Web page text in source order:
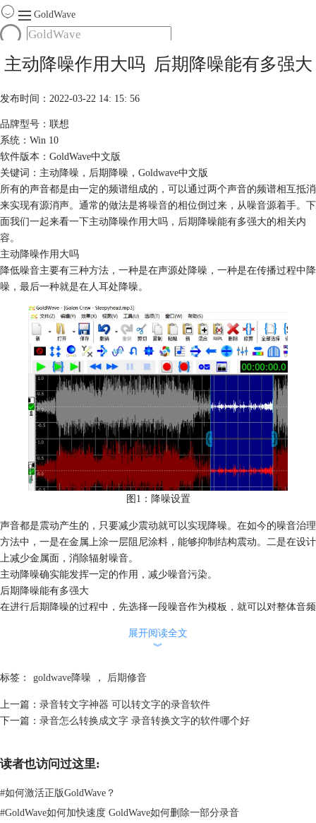
GoldWave
首页
产品
购买
主动降噪作用大吗 后期降噪能有多强大
发布时间：2022-03-22 14: 15: 56
品牌型号：联想
系统：Win 10
软件版本：GoldWave中文版
关键词：主动降噪，后期降噪，Goldwave中文版
所有的声音都是由一定的频谱组成的，可以通过两个声音的频谱相互抵消
来实现有源消声。通常的做法是将噪音的相位倒过来，从噪音源着手。下
面我们一起来看一下主动降噪作用大吗，后期降噪能有多强大的相关内
容。
主动降噪作用大吗
降低噪音主要有三种方法，一种是在声源处降噪，一种是在传播过程中降
噪，最后一种就是在人耳处降噪。
图1：降噪设置
声音都是震动产生的，只要减少震动就可以实现降噪。在如今的噪音治理
方法中，一是在金属上涂一层阻尼涂料，能够抑制结构震动。二是在设计
上减少金属面，消除辐射噪音。
主动降噪确实能发挥一定的作用，减少噪音污染。
后期降噪能有多强大
在进行后期降噪的过程中，先选择一段噪音作为模板，就可以对整体音频
打开Goldwave，单击“文件”，选择“打开”，找到需要设置的文件打开。
展开阅读全文
︾
标签： goldwave降噪 ， 后期修音
上一篇： 录音转文字神器 可以转文字的录音软件
下一篇： 录音怎么转换成文字 录音转换文字的软件哪个好
读者也访问过这里:
#如何激活正版GoldWave？
#GoldWave如何加快速度 GoldWave如何删除一部分录音